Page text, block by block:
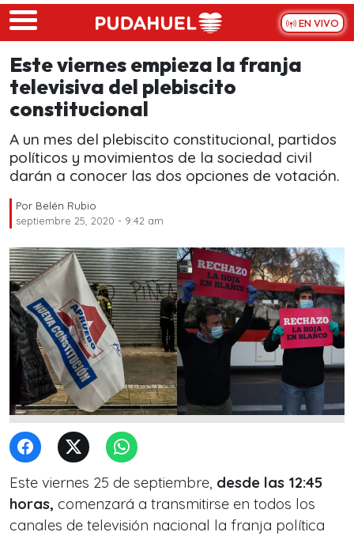
Skip to main content
EN VIVO
Este viernes empieza la franja
televisiva del plebiscito
constitucional
A un mes del plebiscito constitucional, partidos
políticos y movimientos de la sociedad civil
darán a conocer las dos opciones de votación.
Por Belén Rubio
septiembre 25, 2020 - 9:42 am
Este viernes 25 de septiembre, desde las 12:45
horas, comenzará a transmitirse en todos los
canales de televisión nacional la franja política